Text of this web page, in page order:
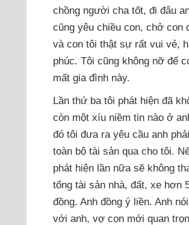
chồng người cha tốt, đi đâu
cũng yêu chiều con, chở con
và con tôi thật sự rất vui vẻ,
phúc. Tôi cũng không nỡ để
mất gia đình này.
Lần thứ ba tôi phát hiện đã
còn một xíu niềm tin nào ở
đó tôi đưa ra yêu cầu anh
toàn bộ tài sản qua cho tôi.
phát hiện lần nữa sẽ không
tổng tài sản nhà, đất, xe hơn
đồng. Anh đồng ý liền. Anh
với anh, vợ con mới quan